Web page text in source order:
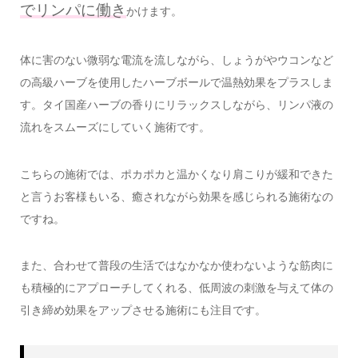
でリンパに働き かけます。
体に害のない微弱な電流を流しながら、しょうがやウコンなど
の高級ハーブを使用したハーブボールで温熱効果をプラスしま
す。タイ国産ハーブの香りにリラックスしながら、リンパ液の
流れをスムーズにしていく施術です。
こちらの施術では、ポカポカと温かくなり肩こりが緩和できた
と言うお客様もいる、癒されながら効果を感じられる施術なの
ですね。
また、合わせて普段の生活ではなかなか使わないような筋肉に
も積極的にアプローチしてくれる、低周波の刺激を与えて体の
引き締め効果をアップさせる施術にも注目です。